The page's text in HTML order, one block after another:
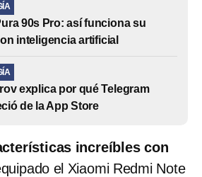
90s Pro: así funciona su
inteligencia artificial
explica por qué Telegram
de la App Store
increíbles con
el Xiaomi Redmi Note